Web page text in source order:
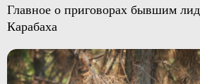
Главное о приговорах бывшим
Карабаха